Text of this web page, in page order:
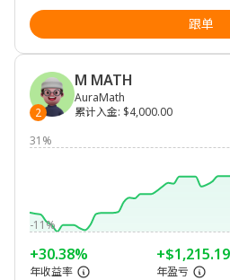
跟单
2
M MATH
AuraMath
累计入金: $4,000.00
31%
-11%
+30.38%
年收益率
+$1,215.19
年盈亏